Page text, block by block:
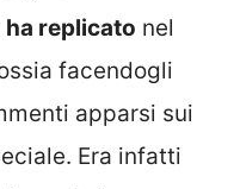
ha replicato nel
facendogli
apparsi sui
Era infatti